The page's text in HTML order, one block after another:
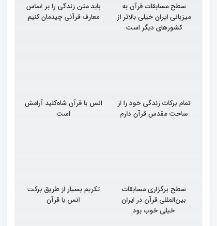
سطح مسابقات قرآن به
میزبانی ایران خیلی بالاتر از
کشورهای دیگر است
باید متن زندگی را بر اساس
معارف قرآنی چیدمان کنیم
تمام برکات زندگی خود را از
ساحت مقدس قرآن دارم
انس با قرآن شاه‌کلید آرامش
است
سطح برگزاری مسابقات
بین‌المللی قرآن در ایران
خیلی خوب بود
تکریم بسیار از طریق برکت
انس با قرآن